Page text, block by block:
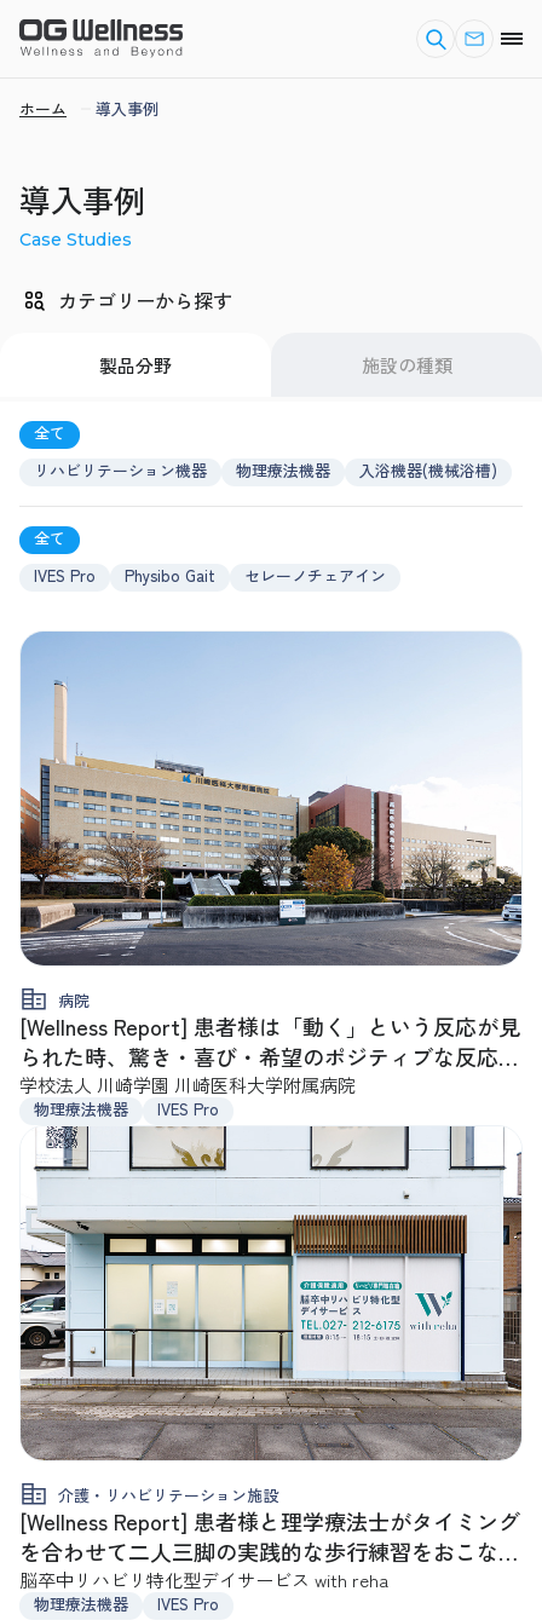
ホーム 導入事例
導入事例
Case Studies
カテゴリーから探す
製品分野 施設の種類
全て
リハビリテーション機器
物理療法機器 入浴機器(機械浴槽)
全て
IVES Pro
Physibo Gait セレーノチェアイン
病院
[Wellness Report] 患者様は「動く」という反応が見
られた時、驚き・喜び・希望のポジティブな反応
を！
学校法人 川崎学園 川崎医科大学附属病院
物理療法機器 IVES Pro
介護・リハビリテーション施設
[Wellness Report] 患者様と理学療法士がタイミング
を合わせて二人三脚の実践的な歩行練習をおこない
ます
脳卒中リハビリ特化型デイサービス with reha
物理療法機器 IVES Pro